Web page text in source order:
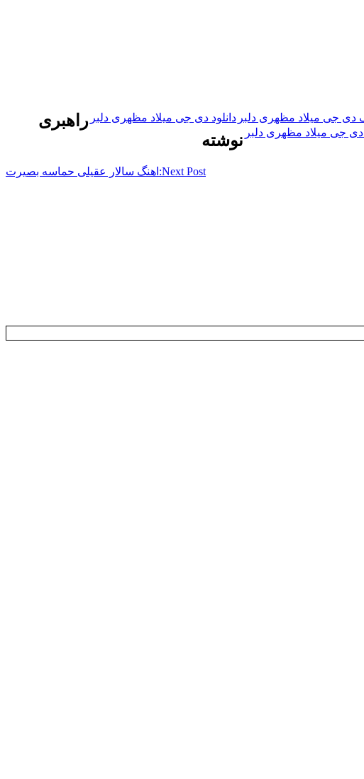
دی جی میلاد مظهری دلبر دانلود دی جی میلاد مظهری دلبر
دی جی میلاد مظهری دلبر
راهبری
نوشته
Next Post: اهنگ سالار عقیلی حماسه بصیرت